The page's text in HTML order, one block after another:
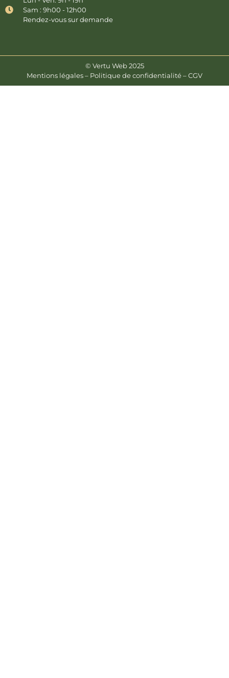
Sam : 9h00 - 12h00
Rendez-vous sur demande
© Vertu Web 2025
Mentions légales – Politique de confidentialité – CGV